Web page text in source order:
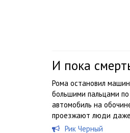
И пока
Рома остановил
большими пальцами
автомобиль на
проезжают люди
Рик Черный